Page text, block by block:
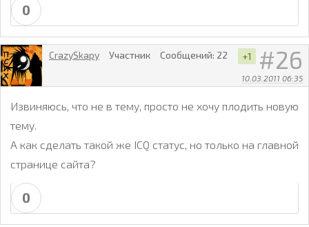
0
26
10.03.2011 06:35
CrazySkapy Участник Сообщений: 22 +1
Извиняюсь, что не в тему, просто не хочу плодить новую
тему.
А как сделать такой же ICQ статус, но только на главной
странице сайта?
0